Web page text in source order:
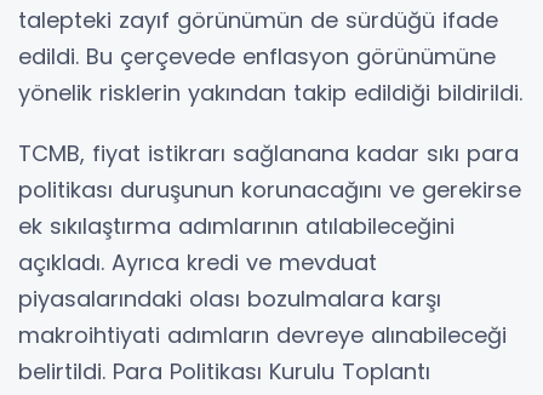
talepteki zayıf görünümün de sürdüğü ifade
edildi. Bu çerçevede enflasyon görünümüne
yönelik risklerin yakından takip edildiği bildirildi.
TCMB, fiyat istikrarı sağlanana kadar sıkı para
politikası duruşunun korunacağını ve gerekirse
ek sıkılaştırma adımlarının atılabileceğini
açıkladı. Ayrıca kredi ve mevduat
piyasalarındaki olası bozulmalara karşı
makroihtiyati adımların devreye alınabileceği
belirtildi. Para Politikası Kurulu Toplantı